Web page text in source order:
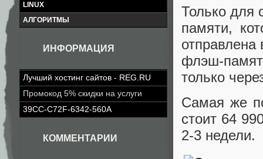
LINUX
АЛГОРИТМЫ
ИНФОРМАЦИЯ
Лучший хостинг сайтов - REG.RU
Промокод 5% скидки на услуги
39CC-C72F-6342-560A
КОММЕНТАРИИ
Только для
памяти,
флэш-
только
Самая же
стоит 64
2-3 недели.